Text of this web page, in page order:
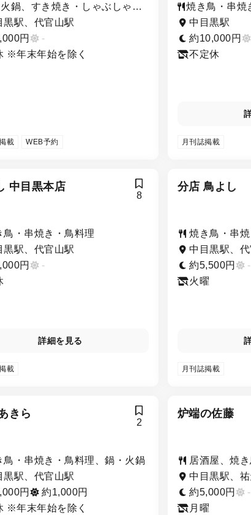
鍋、すき焼き・しゃぶしゃ
和食・日本料理、焼き鳥・串焼
鳥料理
黒駅、代官山駅
円
-
※年末年始を除く
載 WEB予約
焼き鳥・串焼
本料理、日本
中目黒駅
約10,000円
不定休
月刊誌掲載
中目黒本店
8
鳥・串焼き・鳥料理
黒駅、代官山駅
円
-
詳細を見る
載
分店 鳥よし
焼き鳥・串
中目黒駅、
約5,500円
-
火曜
月刊誌掲載
きら
2
鳥・串焼き・鳥料理、鍋・火鍋
黒駅、代官山駅
円
約1,000円
※年末年始を除く
炉端の佐藤
居酒屋、焼
中目黒駅、
約5,000円
-
月曜